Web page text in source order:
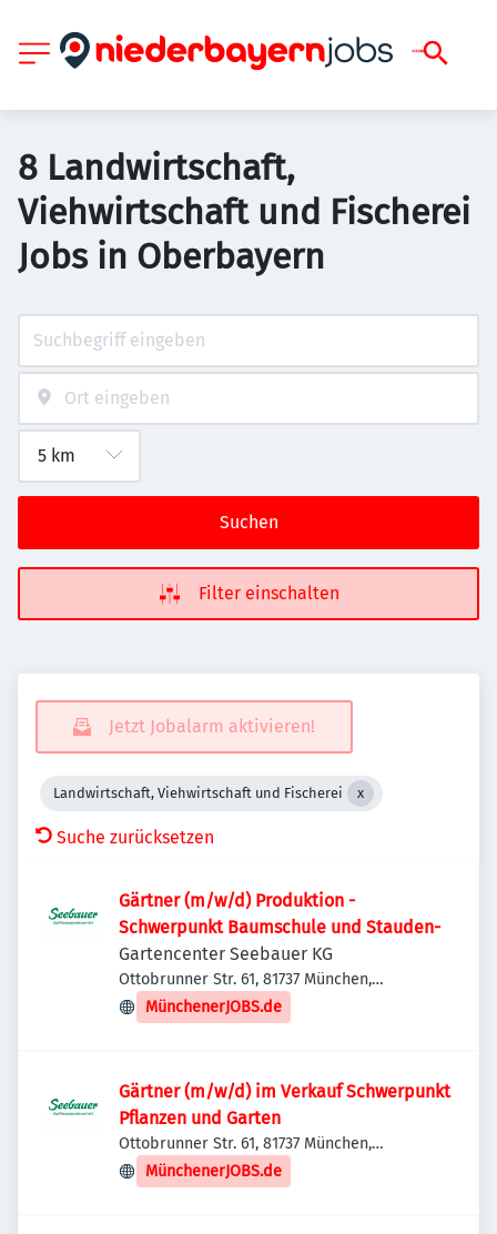
8 Landwirtschaft,
Viehwirtschaft und Fischerei
Jobs in Oberbayern
Suchen
Filter einschalten
Jetzt Jobalarm aktivieren!
Landwirtschaft, Viehwirtschaft und Fischerei
Suche zurücksetzen
Gärtner (m/w/d) Produktion -
Schwerpunkt Baumschule und Stauden-
Gartencenter Seebauer KG
Ottobrunner Str. 61, 81737 München,
Deutschland
MünchenerJOBS.de
Gärtner (m/w/d) im Verkauf Schwerpunkt
Pflanzen und Garten
Ottobrunner Str. 61, 81737 München,
Deutschland
MünchenerJOBS.de